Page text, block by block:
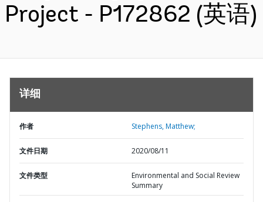
Project - P172862 (英语)
详细
作者 Stephens, Matthew;
文件日期 2020/08/11
文件类型
Environmental and Social Review
Summary